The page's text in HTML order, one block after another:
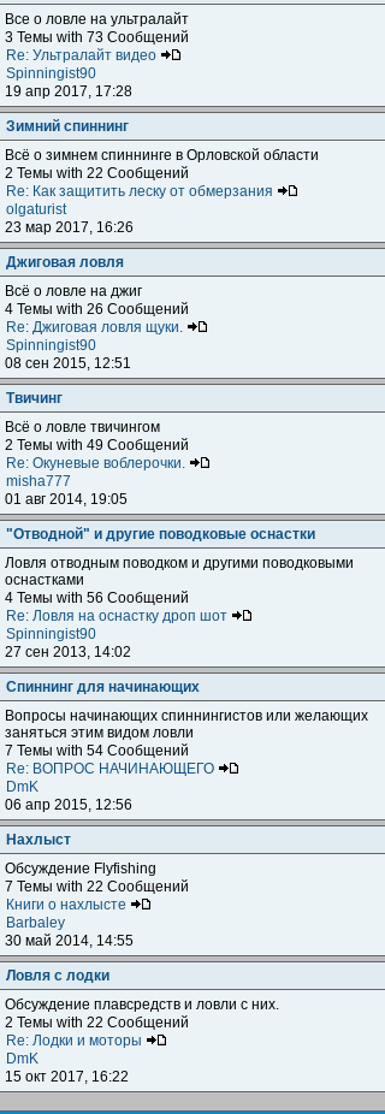
Все о ловле на ультралайт
3 Темы with 73 Сообщений
Re: Ультралайт видео
Spinningist90
19 апр 2017, 17:28
Зимний спиннинг
Всё о зимнем спиннинге в Орловской области
2 Темы with 22 Сообщений
Re: Как защитить леску от обмерзания
olgaturist
23 мар 2017, 16:26
Джиговая ловля
Всё о ловле на джиг
4 Темы with 26 Сообщений
Re: Джиговая ловля щуки.
Spinningist90
08 сен 2015, 12:51
Твичинг
Всё о ловле твичингом
2 Темы with 49 Сообщений
Re: Окуневые воблерочки.
misha777
01 авг 2014, 19:05
"Отводной" и другие поводковые оснастки
Ловля отводным поводком и другими поводковыми
оснастками
4 Темы with 56 Сообщений
Re: Ловля на оснастку дроп шот
Spinningist90
27 сен 2013, 14:02
Спиннинг для начинающих
Вопросы начинающих спиннингистов или желающих
заняться этим видом ловли
7 Темы with 54 Сообщений
Re: ВОПРОС НАЧИНАЮЩЕГО
DmK
06 апр 2015, 12:56
Нахлыст
Обсуждение Flyfishing
7 Темы with 22 Сообщений
Книги о нахлысте
Barbaley
30 май 2014, 14:55
Ловля с лодки
Обсуждение плавсредств и ловли с них.
2 Темы with 22 Сообщений
Re: Лодки и моторы
DmK
15 окт 2017, 16:22